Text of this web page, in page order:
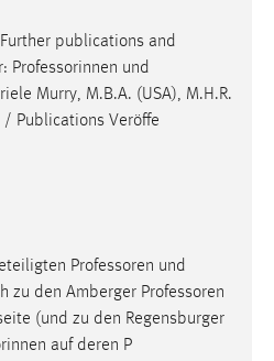
publications and
Professorinnen und
Murry, M.B.A. (USA), M.H.R.
/ Publications Veröffe
Professoren und
zu den Amberger Professoren
(und zu den Regensburger
auf deren P
und Social Media
können, werden von diesen
gesetzt.